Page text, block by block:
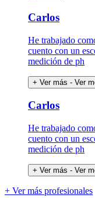
Carlos
He trabajado
cuento con un
medición de ph
+ Ver más - Ver
Carlos
He trabajado
cuento con un
medición de ph
+ Ver más - Ver
+ Ver más profesionales